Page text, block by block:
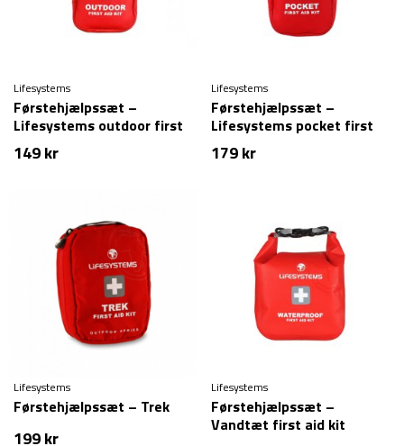
Lifesystems
Førstehjælpssæt –
Lifesystems outdoor first
aid kit
149kr
Lifesystems
Førstehjælpssæt –
Lifesystems pocket first
aid kit
179kr
Lifesystems
Førstehjælpssæt – Trek
199kr
Lifesystems
Førstehjælpssæt –
Vandtæt first aid kit